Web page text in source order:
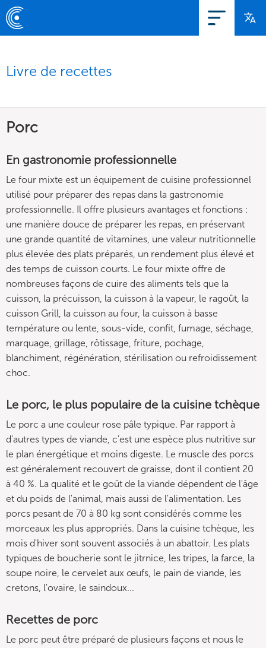
Livre de recettes
Porc
En gastronomie professionnelle
Le four mixte est un équipement de cuisine professionnel
utilisé pour préparer des repas dans la gastronomie
professionnelle. Il offre plusieurs avantages et fonctions :
une manière douce de préparer les repas, en préservant
une grande quantité de vitamines, une valeur nutritionnelle
plus élevée des plats préparés, un rendement plus élevé et
des temps de cuisson courts. Le four mixte offre de
nombreuses façons de cuire des aliments tels que la
cuisson, la précuisson, la cuisson à la vapeur, le ragoût, la
cuisson Grill, la cuisson au four, la cuisson à basse
température ou lente, sous-vide, confit, fumage, séchage,
marquage, grillage, rôtissage, friture, pochage,
blanchiment, régénération, stérilisation ou refroidissement
choc.
Le porc, le plus populaire de la cuisine tchèque
Le porc a une couleur rose pâle typique. Par rapport à
d'autres types de viande, c'est une espèce plus nutritive sur
le plan énergétique et moins digeste. Le muscle des porcs
est généralement recouvert de graisse, dont il contient 20
à 40 %. La qualité et le goût de la viande dépendent de l'âge
et du poids de l'animal, mais aussi de l'alimentation. Les
porcs pesant de 70 à 80 kg sont considérés comme les
morceaux les plus appropriés. Dans la cuisine tchèque, les
mois d'hiver sont souvent associés à un abattoir. Les plats
typiques de boucherie sont le jitrnice, les tripes, la farce, la
soupe noire, le cervelet aux œufs, le pain de viande, les
cretons, l'ovaire, le saindoux...
Recettes de porc
Le porc peut être préparé de plusieurs façons et nous le